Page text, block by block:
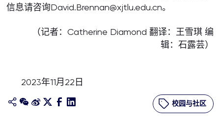
信息请咨询David.Brennan@xjtlu.edu.cn。
（记者：Catherine Diamond 翻译：王雪琪 编
辑：石露芸）
2023年11月22日
校园与社区